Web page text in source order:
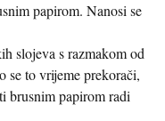
papirom. Nanosi se
slojeva s razmakom od
se to vrijeme prekorači,
brusnim papirom radi